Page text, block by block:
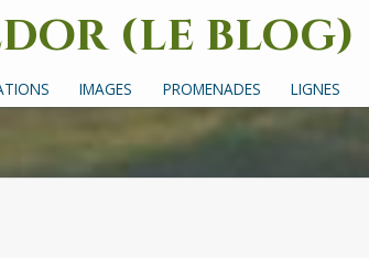
(le blog)
avec des mots, des images et des sons
IMAGES PROMENADES LIGNES